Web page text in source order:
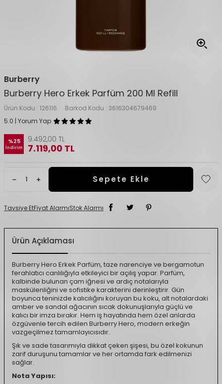
Burberry
Burberry Hero Erkek Parfüm 200 Ml Refill
Ürün Kodu : 126116 Barkod Kodu : 3616304679469
5.0 | Yorum Yap
%25
İndirim
9.492,00 TL
7.119,00 TL
Sepete Ekle
Tavsiye EtFiyat AlarmıStok Alarmı
Ürün Açıklaması
Burberry Hero Erkek Parfüm, taze narenciye ve bergamotun
ferahlatıcı canlılığıyla etkileyici bir açılış yapar. Parfüm,
kalbinde bulunan çam iğnesi ve ardıç notalarıyla
maskülenliğini ve sofistike karakterini derinleştirir. Gün
boyunca teninizde kalıcılığını koruyan bu koku, alt notalardaki
amber ve sandal ağacının sıcak dokunuşlarıyla güçlü ve
kalıcı bir imza bırakır. Hem iş hayatında hem özel anlarda
özgüvenle tercih edilen Burberry Hero, modern erkeğin
vazgeçilmez tamamlayıcısıdır.
Şık ve sade tasarımıyla dikkat çeken şişesi, bu özel kokunun
zarif duruşunu tamamlar ve her ortamda fark edilmenizi
sağlar.
Nota Yapısı: